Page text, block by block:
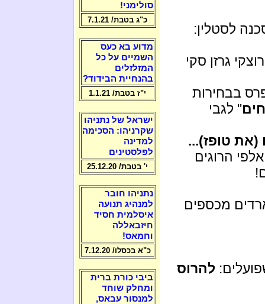
לסטלין:
גרזן סקי
פרס בבחירות
" לגבי
(את טופז)...
הרוגים
מכספים
להרוס
סולימני!
כ"ג בטבת/ 7.1.21
מדוע בא כעס
השמיים על כל
המזלזלים
בהנחיית הבידוד?
י"ז בטבת/ 1.1.21
ישראל של נתניהו
שקרניהו: הסכימה
למדינה
לפלסטינים
י' בטבת/ 25.12.20
נתניהו חובר
למנהיג תנועה
איסלמית חסיד
חיזבאללה
וחמאס!
כ"א בכסלו/ 7.12.20
ביבי כורת ברית
ומחלק שוחד
למנסור עבאס,